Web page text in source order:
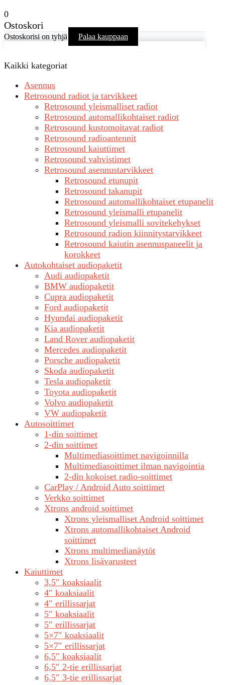
0
Ostoskori
Ostoskorisi on tyhjä Palaa kauppaan
Kaikki kategoriat
Asennus
Retrosound radiot ja tarvikkeet
Retrosound yleismalliset radiot
Retrosound automallikohtaiset radiot
Retrosound kustomoitavat radiot
Retrosound radioantennit
Retrosound kaiuttimet
Retrosound vahvistimet
Retrosound asennustarvikkeet
Retrosound etunupit
Retrosound takanupit
Retrosound automallikohtaiset etupanelit
Retrosound yleismalli etupanelit
Retrosound yleismalli sovitekehykset
Retrosound radion kiinnitystarvikkeet
Retrosound kaiutin asennuspaneelit ja
korokkeet
Autokohtaiset audiopaketit
Audi audiopaketit
BMW audiopaketit
Cupra audiopaketit
Ford audiopaketit
Hyundai audiopaketit
Kia audiopaketit
Land Rover audiopaketit
Mercedes audiopaketit
Porsche audiopaketit
Skoda audiopaketit
Tesla audiopaketit
Toyota audiopaketit
Volvo audiopaketit
VW audiopaketit
Autosoittimet
1-din soittimet
2-din soittimet
Multimediasoittimet navigoinnilla
Multimediasoittimet ilman navigointia
2-din kokoiset radio-soittimet
CarPlay / Android Auto soittimet
Verkko soittimet
Xtrons android soittimet
Xtrons yleismalliset Android soittimet
Xtrons automallikohtaiset Android
soittimet
Xtrons multimedianäytöt
Xtrons lisävarusteet
Kaiuttimet
3,5″ koaksiaalit
4″ koaksiaalit
4″ erillissarjat
5″ koaksiaalit
5″ erillissarjat
5×7″ koaksiaalit
5×7″ erillissarjat
6,5″ koaksiaalit
6,5″ 2-tie erillissarjat
6,5″ 3-tie erillissarjat